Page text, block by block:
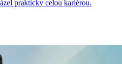
prakticky celou kariérou.